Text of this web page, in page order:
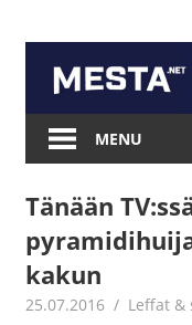
content
Mesta.net
MENU
Tänään
kakun
25.07.2016 Jouni
Leffat &